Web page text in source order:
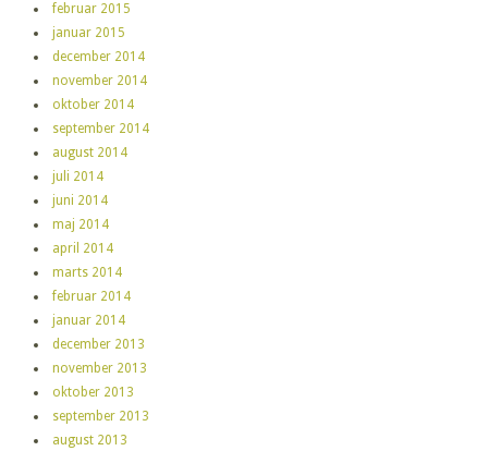
februar 2015
januar 2015
december 2014
november 2014
oktober 2014
september 2014
august 2014
juli 2014
juni 2014
maj 2014
april 2014
marts 2014
februar 2014
januar 2014
december 2013
november 2013
oktober 2013
september 2013
august 2013